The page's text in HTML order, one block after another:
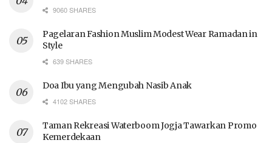
9060 SHARES
Pagelaran Fashion Muslim Modest Wear Ramadan in
Style
639 SHARES
Doa Ibu yang Mengubah Nasib Anak
4102 SHARES
Taman Rekreasi Waterboom Jogja Tawarkan Promo
Kemerdekaan